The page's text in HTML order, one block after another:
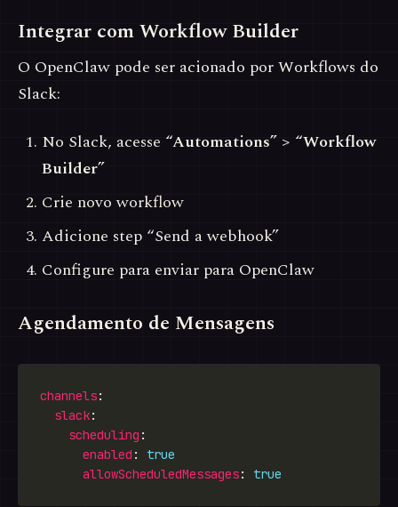
Integrar com Workflow Builder
O OpenClaw pode ser acionado por Workflows do
Slack:
No Slack, acesse “Automations” > “Workflow
Builder”
Crie novo workflow
Adicione step “Send a webhook”
Configure para enviar para OpenClaw
Agendamento de Mensagens
channels
slack
scheduling
enabled : true
allowScheduledMessages: true